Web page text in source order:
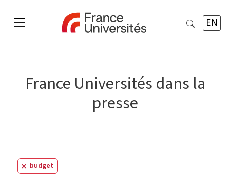
EN
France Universités dans la
presse
budget